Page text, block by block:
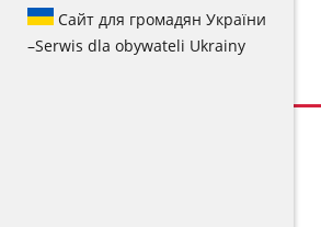
Сайт для громадян України
–Serwis dla obywateli Ukrainy